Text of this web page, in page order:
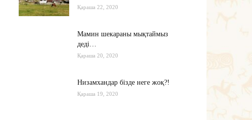
Қараша 22, 2020
Мамин шекараны мықтаймыз
деді…
Қараша 20, 2020
Низамхандар бізде неге жоқ?!
Қараша 19, 2020